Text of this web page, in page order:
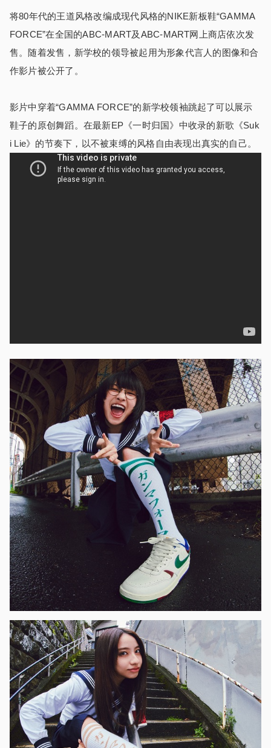
将80年代的王道风格改编成现代风格的NIKE新板鞋“GAMMA
FORCE”在全国的ABC-MART及ABC-MART网上商店依次发
售。随着发售，新学校的领导被起用为形象代言人的图像和合
作影片被公开了。
影片中穿着“GAMMA FORCE”的新学校领袖跳起了可以展示
鞋子的原创舞蹈。在最新EP《一时归国》中收录的新歌《Suk
i Lie》的节奏下，以不被束缚的风格自由表现出真实的自己。